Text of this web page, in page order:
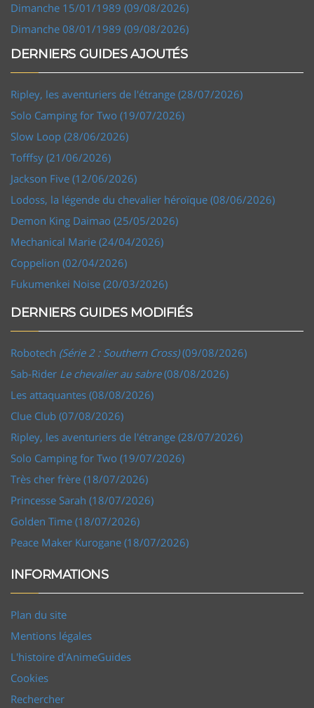
Dimanche 15/01/1989 (09/08/2026)
Dimanche 08/01/1989 (09/08/2026)
DERNIERS GUIDES AJOUTÉS
Ripley, les aventuriers de l'étrange (28/07/2026)
Solo Camping for Two (19/07/2026)
Slow Loop (28/06/2026)
Tofffsy (21/06/2026)
Jackson Five (12/06/2026)
Lodoss, la légende du chevalier héroïque (08/06/2026)
Demon King Daimao (25/05/2026)
Mechanical Marie (24/04/2026)
Coppelion (02/04/2026)
Fukumenkei Noise (20/03/2026)
DERNIERS GUIDES MODIFIÉS
Robotech (Série 2 : Southern Cross)(09/08/2026)
Sab-Rider Le chevalier au sabre(08/08/2026)
Les attaquantes (08/08/2026)
Clue Club (07/08/2026)
Ripley, les aventuriers de l'étrange (28/07/2026)
Solo Camping for Two (19/07/2026)
Très cher frère (18/07/2026)
Princesse Sarah (18/07/2026)
Golden Time (18/07/2026)
Peace Maker Kurogane (18/07/2026)
INFORMATIONS
Plan du site
Mentions légales
L'histoire d'AnimeGuides
Cookies
Rechercher